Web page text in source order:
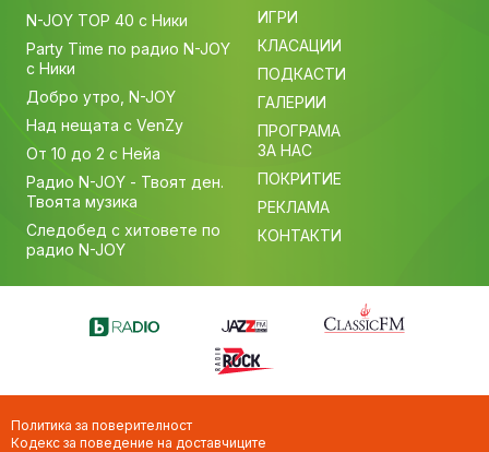
N-JOY TOP 40 с Ники
Party Time по радио N-JOY
с Ники
Добро утро, N-JOY
Над нещата с VenZy
От 10 до 2 с Нейа
Радио N-JOY - Твоят ден.
Твоята музика
Следобед с хитовете по
радио N-JOY
ИГРИ
КЛАСАЦИИ
ПОДКАСТИ
ГАЛЕРИИ
ПРОГРАМА
ЗА НАС
ПОКРИТИЕ
РЕКЛАМА
КОНТАКТИ
Политика за поверителност
Кодекс за поведение на доставчиците